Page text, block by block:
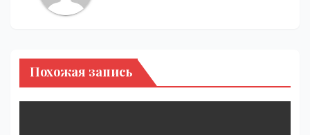
Похожая запись